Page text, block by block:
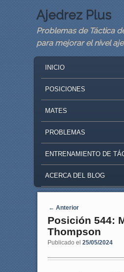
Ajedrez Plus
Problemas de Táctica
para mejorar el nivel
SKIP TO PRIMARY
SKIP TO SECONDARY
INICIO
POSICIONES
MATES
PROBLEMAS
ENTRENAMIENTO DE
ACERCA DEL BLOG
Navegaci�n de entradas
← Anterior
Posición 544:
Thompson
Publicado el 25/05/2024